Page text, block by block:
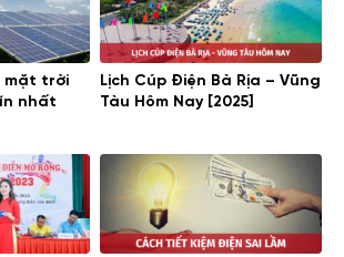
mặt trời
nhất
Lịch Cúp Điện Bà Rịa – Vũng
Tàu Hôm Nay [2025]